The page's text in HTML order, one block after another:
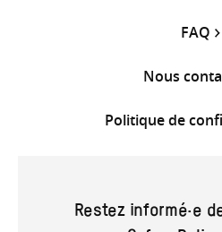
FAQ
Nous
Politique de
Restez informé·e